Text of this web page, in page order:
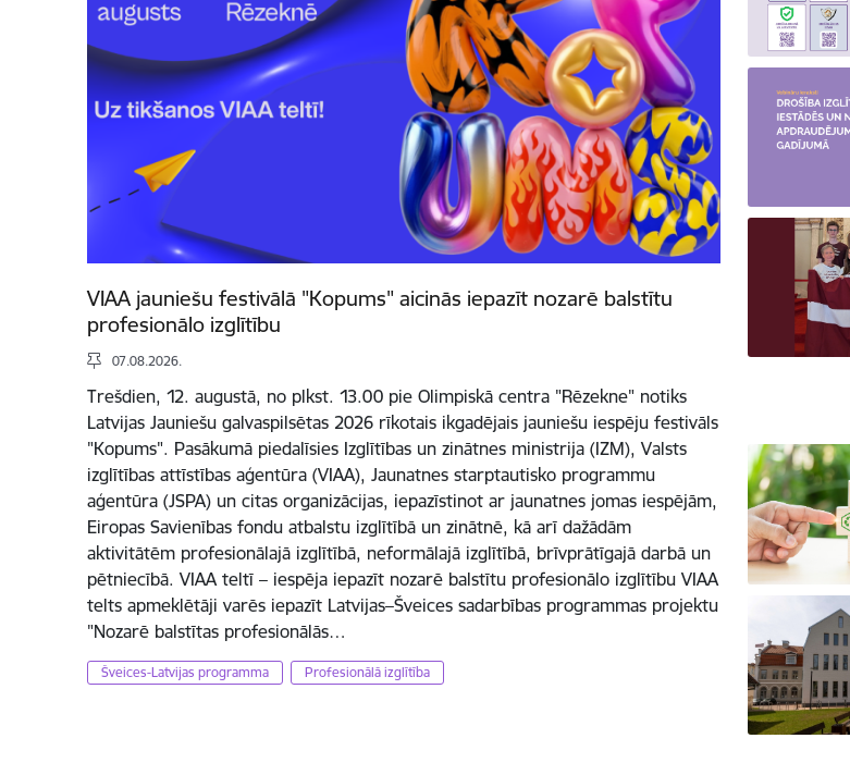
VIAA jauniešu festivālā "Kopums" aicinās iepazīt nozarē balstītu
profesionālo izglītību
07.08.2026.
Trešdien, 12. augustā, no plkst. 13.00 pie Olimpiskā centra "Rēzekne" notiks
Latvijas Jauniešu galvaspilsētas 2026 rīkotais ikgadējais jauniešu iespēju festivāls
"Kopums". Pasākumā piedalīsies Izglītības un zinātnes ministrija (IZM), Valsts
izglītības attīstības aģentūra (VIAA), Jaunatnes starptautisko programmu
aģentūra (JSPA) un citas organizācijas, iepazīstinot ar jaunatnes jomas iespējām,
Eiropas Savienības fondu atbalstu izglītībā un zinātnē, kā arī dažādām
aktivitātēm profesionālajā izglītībā, neformālajā izglītībā, brīvprātīgajā darbā un
pētniecībā. VIAA teltī – iespēja iepazīt nozarē balstītu profesionālo izglītību VIAA
telts apmeklētāji varēs iepazīt Latvijas–Šveices sadarbības programmas projektu
"Nozarē balstītas profesionālās…
Šveices-Latvijas programma Profesionālā izglītība